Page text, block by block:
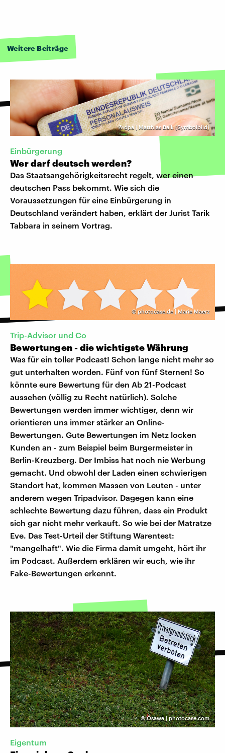
Weitere Beiträge
©dpa | Matthias Balk (Symbolbild)
Einbürgerung
Wer darf deutsch werden?
Das Staatsangehörigkeitsrecht regelt, wer einen
deutschen Pass bekommt. Wie sich die
Voraussetzungen für eine Einbürgerung in
Deutschland verändert haben, erklärt der Jurist Tarik
Tabbara in seinem Vortrag.
© photocase.de | Marie Maerz
Trip-Advisor und Co
Bewertungen - die wichtigste Währung
Was für ein toller Podcast! Schon lange nicht mehr so
gut unterhalten worden. Fünf von fünf Sternen! So
könnte eure Bewertung für den Ab 21-Podcast
aussehen (völlig zu Recht natürlich). Solche
Bewertungen werden immer wichtiger, denn wir
orientieren uns immer stärker an Online-
Bewertungen. Gute Bewertungen im Netz locken
Kunden an - zum Beispiel beim Burgermeister in
Berlin-Kreuzberg. Der Imbiss hat noch nie Werbung
gemacht. Und obwohl der Laden einen schwierigen
Standort hat, kommen Massen von Leuten - unter
anderem wegen Tripadvisor. Dagegen kann eine
schlechte Bewertung dazu führen, dass ein Produkt
sich gar nicht mehr verkauft. So wie bei der Matratze
Eve. Das Test-Urteil der Stiftung Warentest:
"mangelhaft". Wie die Firma damit umgeht, hört ihr
im Podcast. Außerdem erklären wir euch, wie ihr
Fake-Bewertungen erkennt.
©Osawa | photocase.com
Eigentum